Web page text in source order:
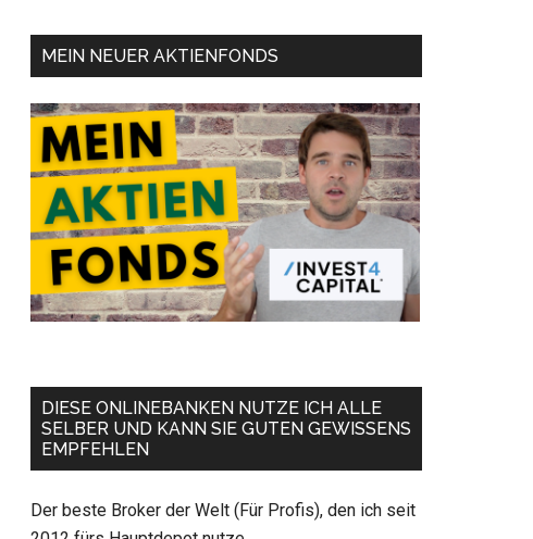
MEIN NEUER AKTIENFONDS
DIESE ONLINEBANKEN NUTZE ICH ALLE
SELBER UND KANN SIE GUTEN GEWISSENS
EMPFEHLEN
Der beste Broker der Welt (Für Profis), den ich seit